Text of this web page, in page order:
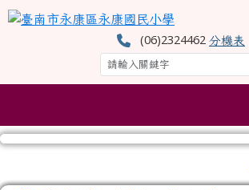
跳至主內容區
臺南市永康區永康國民小學
(06)2324462分機表